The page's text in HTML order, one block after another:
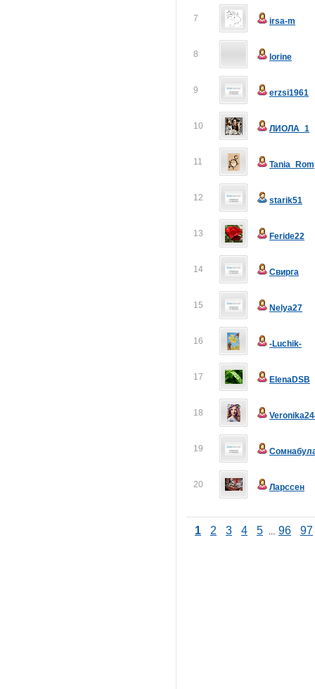
7 irsa-m
8 lorine
9 erzsi1961
10 ЛИОЛА_1
11 Tania_Rom
12 starik51
13 Feride22
14 Свирга
15 Nelya27
16 -Luchik-
17 ElenaDSB
18
19
20 Ларссен
1 2 3 4 5 ... 96 97